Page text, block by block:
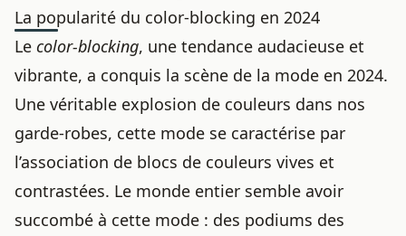
La popularité du color-blocking en 2024
Le color-blocking, une tendance audacieuse et
vibrante, a conquis la scène de la mode en 2024.
Une véritable explosion de couleurs dans nos
garde-robes, cette mode se caractérise par
l’association de blocs de couleurs vives et
contrastées. Le monde entier semble avoir
succombé à cette mode : des podiums des